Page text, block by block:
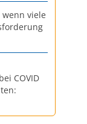
viele
COVID